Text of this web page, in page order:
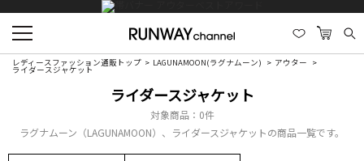
レディースファッション通販トップ LAGUNAMOON(ラグナムーン) アウター
ライダースジャケット
ライダースジャケット
対象商品： 0件
ラグナムーン（LAGUNAMOON）、ライダースジャケットの商品一覧です。